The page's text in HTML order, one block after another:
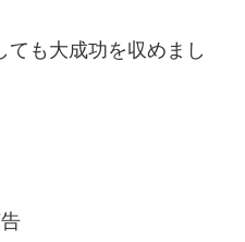
ても大成功を収めまし